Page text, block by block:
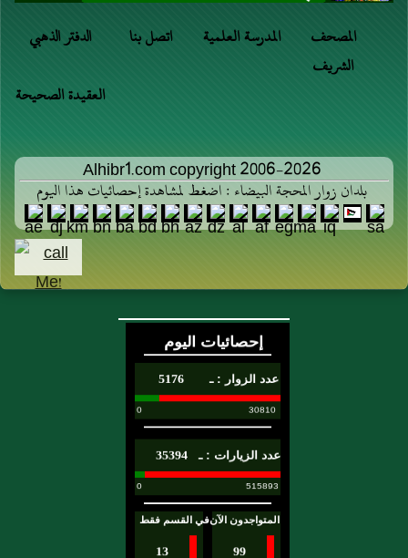
الدفتر الذهبي اتصل بنا المدرسة العلمية
المصحف
الشريف
العقيدة الصحيحة
Alhibr1.com copyright 2006-2026
بلدان زوار المحجة البيضاء : اضغط لمشاهدة إحصائيات هذا اليوم